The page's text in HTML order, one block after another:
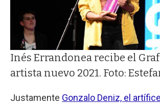
Inés Errandonea recibe el
artista nuevo 2021. Foto:
Justamente Gonzalo Deniz, el